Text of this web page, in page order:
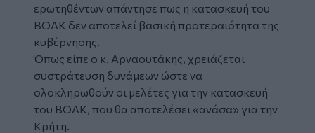
ερωτηθέντων απάντησε πως η κατασκευή του
ΒΟΑΚ δεν αποτελεί βασική προτεραιότητα της
κυβέρνησης.
Όπως είπε ο κ. Αρναουτάκης, χρειάζεται
συστράτευση δυνάμεων ώστε να
ολοκληρωθούν οι μελέτες για την κατασκευή
του ΒΟΑΚ, που θα αποτελέσει «ανάσα» για την
Κρήτη.